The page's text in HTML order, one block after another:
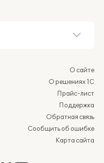
О сайте
О решениях 1С
Прайс-лист
Поддержка
Обратная связь
Сообщить об ошибке
Карта сайта